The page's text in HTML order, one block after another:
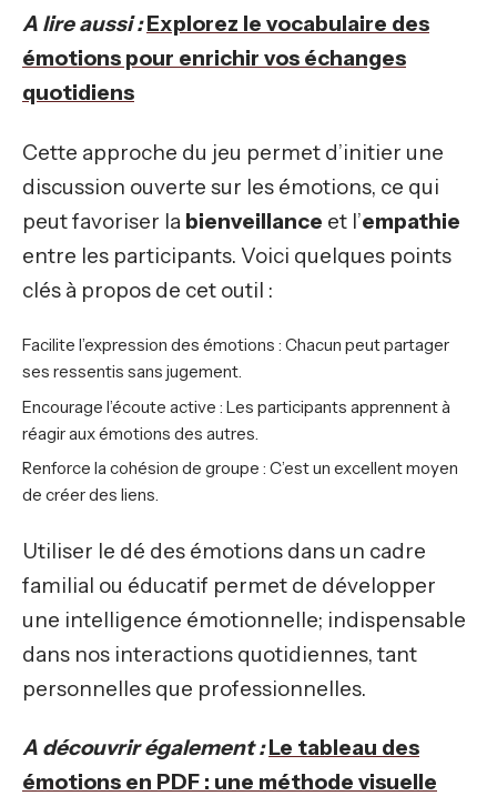
A lire aussi : Explorez le vocabulaire des
émotions pour enrichir vos échanges
quotidiens
Cette approche du jeu permet d’initier une
discussion ouverte sur les émotions, ce qui
peut favoriser la bienveillance et l’empathie
entre les participants. Voici quelques points
clés à propos de cet outil :
Facilite l’expression des émotions : Chacun peut partager
ses ressentis sans jugement.
Encourage l’écoute active : Les participants apprennent à
réagir aux émotions des autres.
Renforce la cohésion de groupe : C’est un excellent moyen
de créer des liens.
Utiliser le dé des émotions dans un cadre
familial ou éducatif permet de développer
une intelligence émotionnelle; indispensable
dans nos interactions quotidiennes, tant
personnelles que professionnelles.
A découvrir également : Le tableau des
émotions en PDF : une méthode visuelle